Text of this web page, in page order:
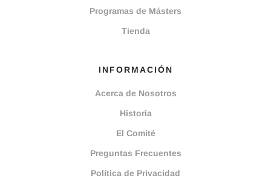
Programas de Másters
Tienda
INFORMACIÓN
Acerca de Nosotros
Historia
El Comité
Preguntas Frecuentes
Política de Privacidad